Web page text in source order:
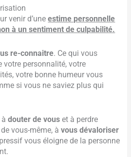
venir d’uneestime personnelle
à un sentiment de culpabilité.
re-connaitre. Ce qui vous
personnalité, votre
votre bonne humeur vous
si vous ne saviez plus qui
àdouter de vous et à perdre
de vous-même, àvous dévaloriser
vous éloigne de la personne